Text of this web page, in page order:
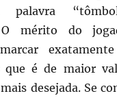
palavra
O mérito do
que é de maior
desejada. Se